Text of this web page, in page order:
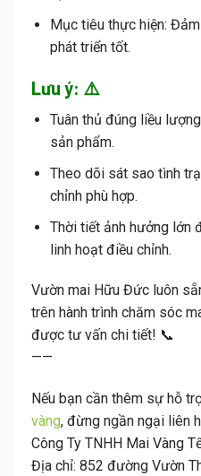
Mục tiêu thực hiện:
phát triển tốt.
Lưu ý: ⚠️
Tuân thủ đúng liều
sản phẩm.
Theo dõi sát sao tình
chỉnh phù hợp.
Thời tiết ảnh hưởng lớn
linh hoạt điều chỉnh.
Vườn mai Hữu Đức luôn
trên hành trình chăm sóc
được tư vấn chi tiết! 📞
——
Nếu bạn cần thêm sự hỗ
vàng, đừng ngần ngại liên
Công Ty TNHH Mai Vàng
Địa chỉ: 852 đường Vườn